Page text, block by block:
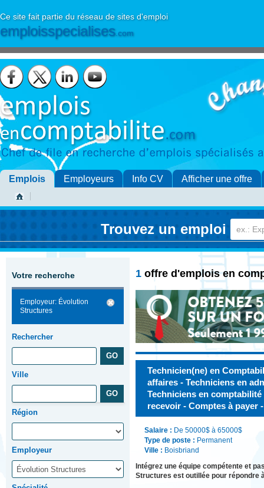
Ce site fait partie du réseau de sites d'emploi
emploisspecialises.com
Emplois Employeurs Info CV Afficher une offre
Trouvez un emploi
Votre recherche
Employeur: Évolution
Structures
Rechercher
Ville
Région
Employeur
1 offre d'emplois en
Technicien(ne) en
affaires - Techniciens en
Techniciens en
recevoir - Comptes à payer
Salaire : De 50000$ à 65000$
Type de poste : Permanent
Ville : Boisbriand
Intégrez une équipe compétente et
Structures est outillée pour répondre